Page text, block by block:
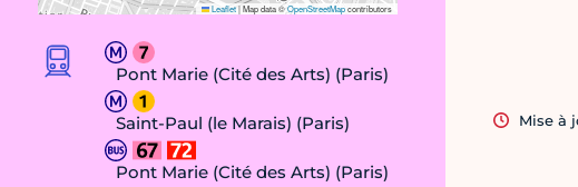
Leaflet|Map data ©OpenStreetMapcontributors
Pont Marie (Cité des Arts) (Paris)
Saint-Paul (le Marais) (Paris)
Pont Marie (Cité des Arts) (Paris)
Mise à